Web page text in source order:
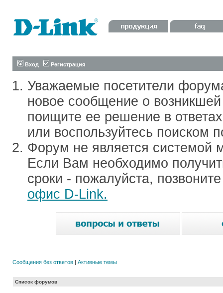
Вход Регистрация
Уважаемые посетители
новое сообщение о
поищите ее решение в
или воспользуйтесь поиском
Форум не является системой
Если Вам необходимо
сроки - пожалуйста,
офис D-Link.
Сообщения без ответов | Активные темы
Список форумов